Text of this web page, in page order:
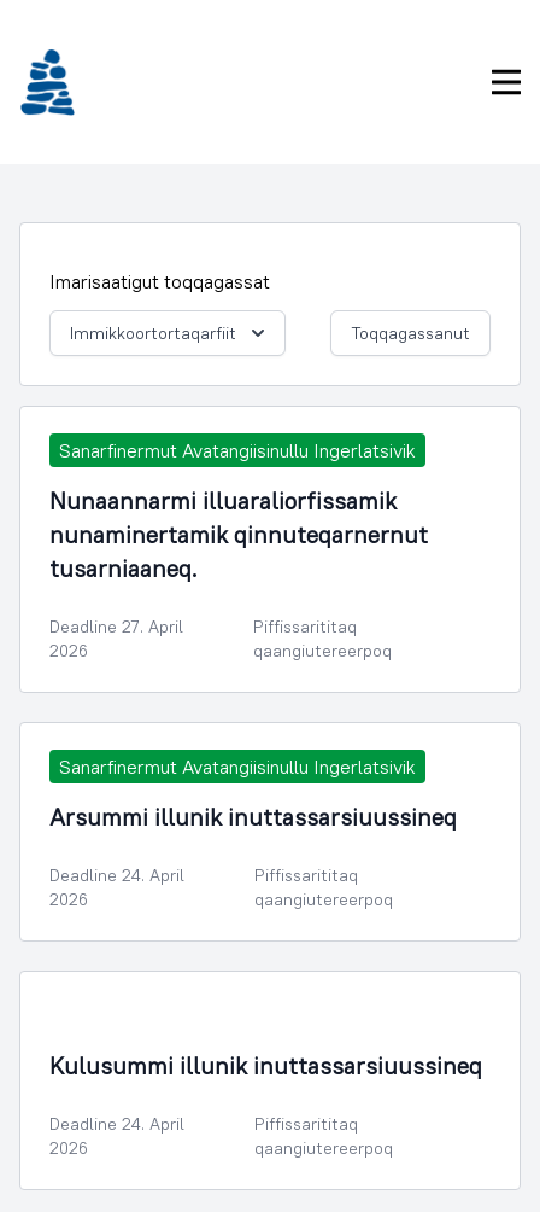
Imarisaatigut toqqagassat
Immikkoortortaqarfiit Toqqagassanut
Sanarfinermut Avatangiisinullu Ingerlatsivik
Nunaannarmi illuaraliorfissamik
nunaminertamik qinnuteqarnernut
tusarniaaneq.
Deadline 27. April
2026
Piffissarititaq
qaangiutereerpoq
Sanarfinermut Avatangiisinullu Ingerlatsivik
Arsummi illunik inuttassarsiuussineq
Deadline 24. April
2026
Piffissarititaq
qaangiutereerpoq
Kulusummi illunik inuttassarsiuussineq
Deadline 24. April
2026
Piffissarititaq
qaangiutereerpoq